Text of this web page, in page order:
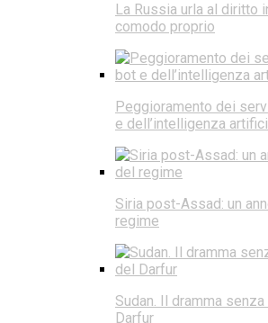
La Russia urla al diritto
comodo proprio
Peggioramento dei
e dell’intelligenza
Siria post-Assad: un
regime
Sudan. Il dramma
Darfur